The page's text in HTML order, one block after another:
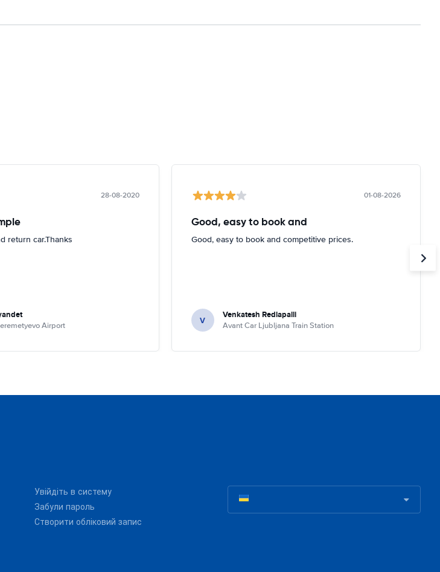
28-08-2020
return car.Thanks
Airport
01-08-2026
Good, easy to book and
Good, easy to book and competitive prices.
V Venkatesh Redlapalli
Avant Car Ljubljana Train Station
Увійдіть в систему
Забули пароль
Створити обліковий запис